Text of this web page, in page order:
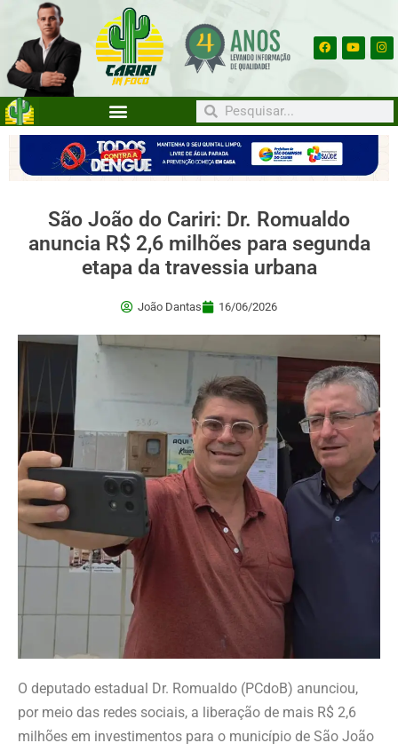
São João do Cariri: Dr. Romualdo
anuncia R$ 2,6 milhões para segunda
etapa da travessia urbana
João Dantas 16/06/2026
O deputado estadual Dr. Romualdo (PCdoB) anunciou,
por meio das redes sociais, a liberação de mais R$ 2,6
milhões em investimentos para o município de São João